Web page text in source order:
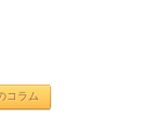
コラム